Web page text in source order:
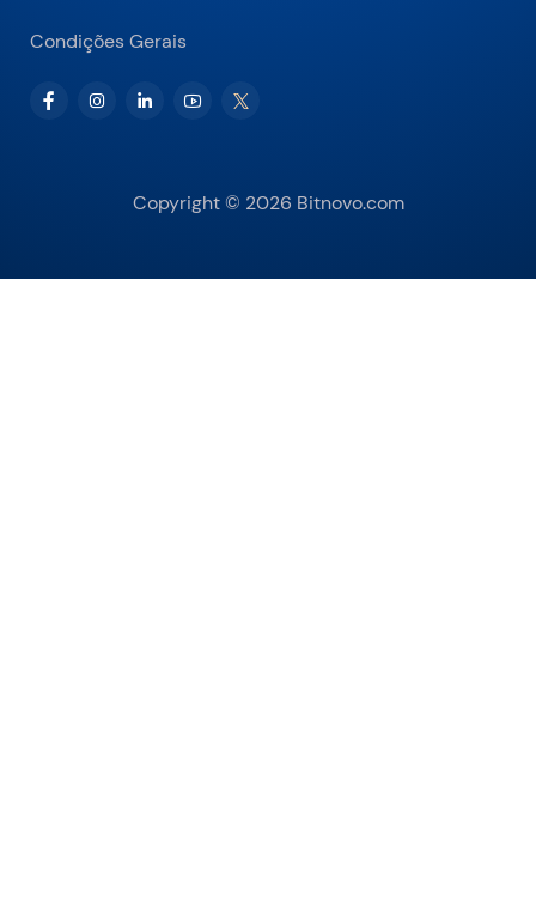
Condições Gerais
Copyright © 2026 Bitnovo.com